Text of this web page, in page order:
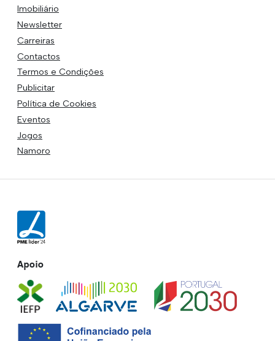
Imobiliário
Newsletter
Carreiras
Contactos
Termos e Condições
Publicitar
Política de Cookies
Eventos
Jogos
Namoro
Apoio